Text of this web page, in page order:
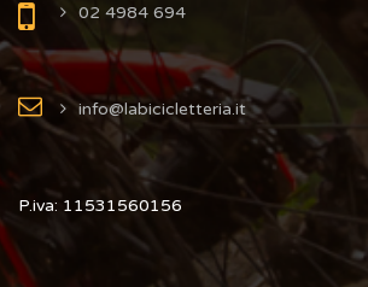
02 4984 694
info@labicicletteria.it
P.iva: 11531560156